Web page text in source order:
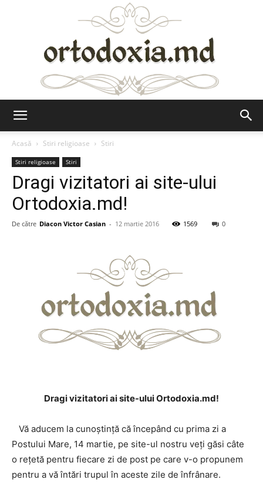
Acasă
Stiri religioase Stiri
Stiri religioase Stiri
Dragi vizitatori ai site-ului
Ortodoxia.md!
De către Diacon Victor Casian - 12 martie 2016 1569 0
Dragi vizitatori ai site-ului Ortodoxia.md!
Vă aducem la cunoștință că începând cu prima zi a
Postului Mare, 14 martie, pe site-ul nostru veți găsi câte
o rețetă pentru fiecare zi de post pe care v-o propunem
pentru a vă întări trupul în aceste zile de înfrânare.